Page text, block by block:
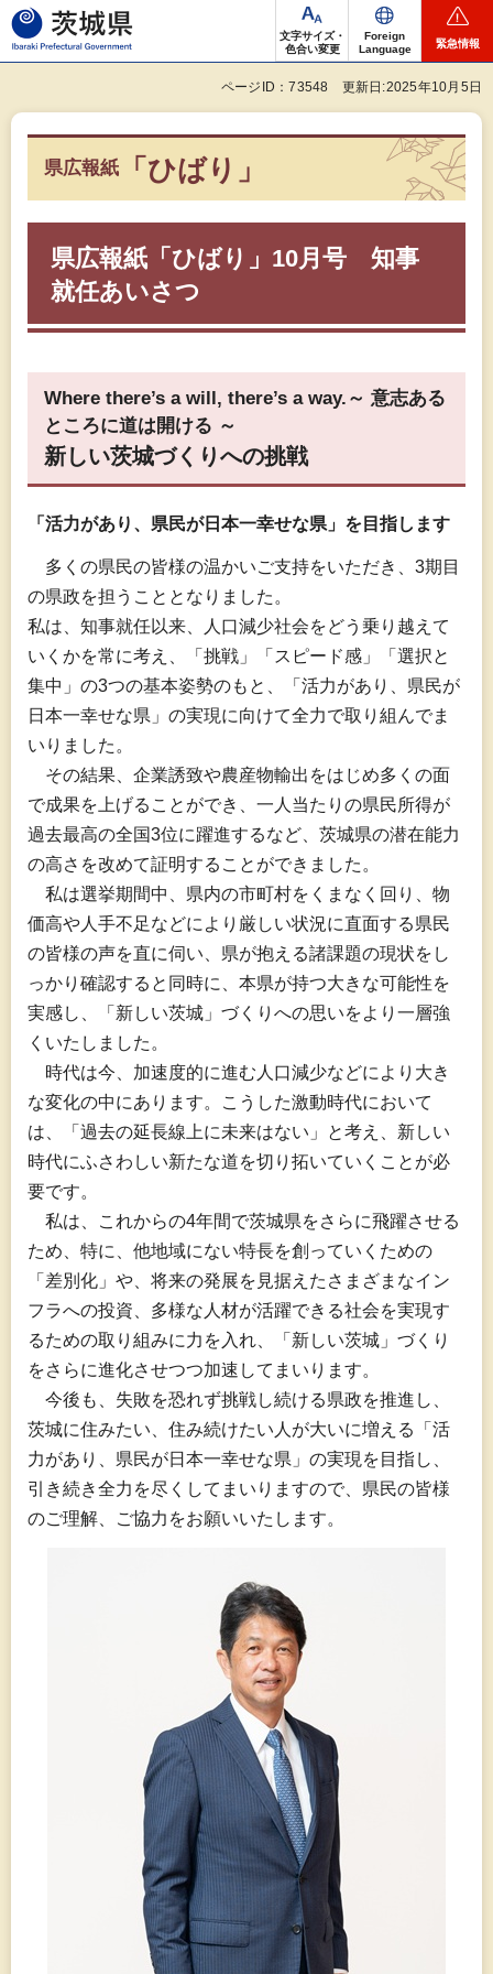
茨城県
文字サイズ・
色合い変更
Foreign
Language
緊急情報
ページID：73548 更新日:2025年10月5日
県広報紙 「ひばり」
県広報紙「ひばり」10月号 知事
就任あいさつ
Where there’s a will, there’s a way.～ 意志ある
ところに道は開ける ～
新しい茨城づくりへの挑戦
「活力があり、県民が日本一幸せな県」を目指します
多 くの県民の皆様の温かいご支持をいただき、3期目
の県政を担うこととなりました。
私は、知事就任以来、人口減少社会をどう乗り越えて
いくかを常に考え、「挑戦」「スピード感」「選択と
集中」の3つの基本姿勢のもと、「活力があり、県民が
日本一幸せな県」の実現に向けて全力で取り組んでま
いりました。
その結果、企業誘致や農産物輸出をはじめ多くの面
で成果を上げることができ、一人当たりの県民所得が
過去最高の全国3位に躍進するなど、茨城県の潜在能力
の高さを改めて証明することができました。
私は選挙期間中、県内の市町村をくまなく回り、物
価高や人手不足などにより厳しい状況に直面する県民
の皆様の声を直に伺い、県が抱える諸課題の現状をし
っかり確認すると同時に、本県が持つ大きな可能性を
実感し、「新しい茨城」づくりへの思いをより一層強
くいたしました。
時代は今、加速度的に進む人口減少などにより大き
な変化の中にあります。こうした激動時代において
は、「過去の延長線上に未来はない」と考え、新しい
時代にふさわしい新たな道を切り拓いていくことが必
要です。
私は、これからの4年間で茨城県をさらに飛躍させる
ため、特に、他地域にない特長を創っていくための
「差別化」や、将来の発展を見据えたさまざまなイン
フラへの投資、多様な人材が活躍できる社会を実現す
るための取り組みに力を入れ、「新しい茨城」づくり
をさらに進化させつつ加速してまいります。
今後も、失敗を恐れず挑戦し続ける県政を推進し、
茨城に住みたい、住み続けたい人が大いに増える「活
力があり、県民が日本一幸せな県」の実現を目指し、
引き続き全力を尽くしてまいりますので、県民の皆様
のご理解、ご協力をお願いいたします。